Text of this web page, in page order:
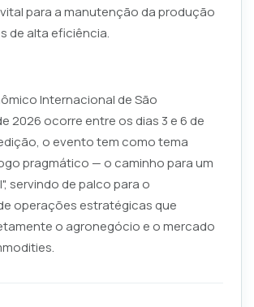
para a manutenção da produção
de alta eficiência.
Internacional de São
2026 ocorre entre os dias 3 e 6 de
o evento tem como tema
pragmático — o caminho para um
servindo de palco para o
operações estratégicas que
o agronegócio e o mercado